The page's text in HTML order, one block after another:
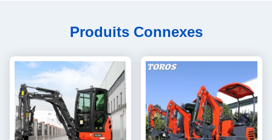
Produits Connexes